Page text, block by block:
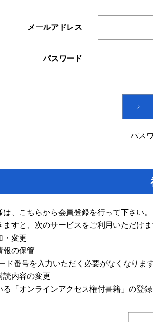
メールアドレス
パスワード
パス
、こちらから会員登録を行って下さい。
すと、次のサービスをご利用いただけま
・変更
報の保管
ド番号を入力いただく必要がなくなりま
読内容の変更
る「オンラインアクセス権付書籍」の登